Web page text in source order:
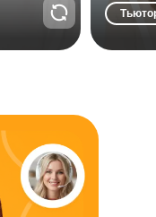
результат.